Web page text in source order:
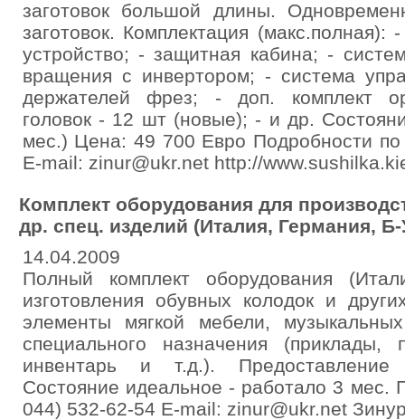
заготовок большой длины.
заготовок. Комплектация
устройство; - защитная кабина; -
вращения с инвертором; - система
держателей фрез; - доп. комплект
головок - 12 шт (новые); - и др.
мес.) Цена: 49 700 Евро Подробности
E-mail: zinur@ukr.net http://
Комплект оборудования для
др. спец. изделий (Италия, Германия, Б-
14.04.2009
Полный комплект оборудования
изготовления обувных колодок и
элементы мягкой мебели,
специального назначения (приклады,
инвентарь и т.д.). Предоставление
Состояние идеальное - работало 3 мес.
044) 532-62-54 E-mail: zinur@ukr.net